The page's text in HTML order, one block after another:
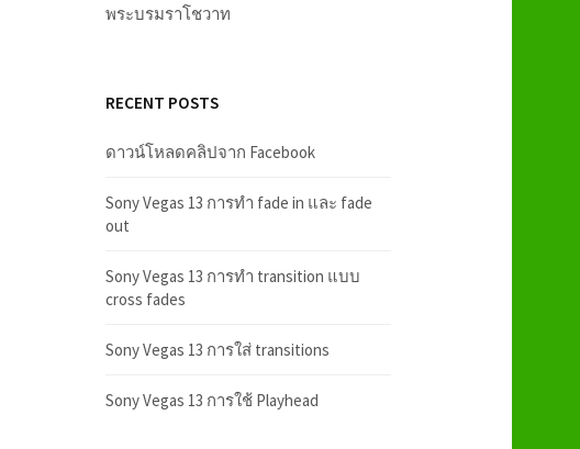
พระบรมราโชวาท
RECENT POSTS
ดาวน์โหลดคลิปจาก Facebook
Sony Vegas 13 การทำ fade in และ fade
out
Sony Vegas 13 การทำ transition แบบ
cross fades
Sony Vegas 13 การใส่ transitions
Sony Vegas 13 การใช้ Playhead